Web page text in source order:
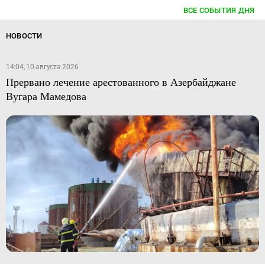
ВСЕ СОБЫТИЯ ДНЯ
НОВОСТИ
14:04, 10 августа 2026
Прервано лечение арестованного в Азербайджане
Вугара Мамедова